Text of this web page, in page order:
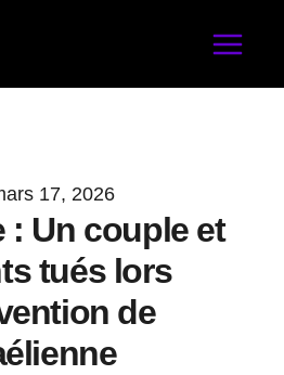
17, 2026
: Un couple et
tués lors
de